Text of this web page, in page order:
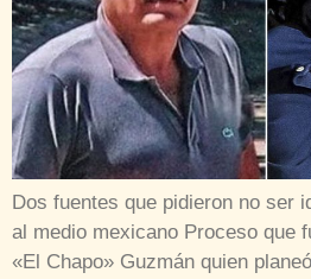
Dos fuentes que pidieron no ser
al medio mexicano Proceso que
«El Chapo» Guzmán quien